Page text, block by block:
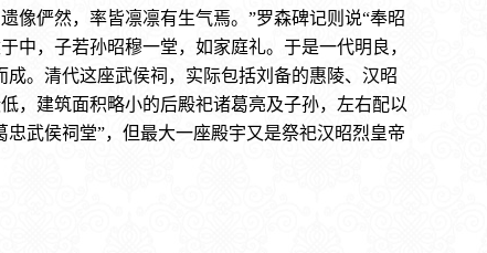
像俨然，率皆凛凛有生气焉。”罗森碑记则说“奉昭
中，子若孙昭穆一堂，如家庭礼。于是一代明良，
。清代这座武侯祠，实际包括刘备的惠陵、汉昭
，建筑面积略小的后殿祀诸葛亮及子孙，左右配以
武侯祠堂”，但最大一座殿宇又是祭祀汉昭烈皇帝